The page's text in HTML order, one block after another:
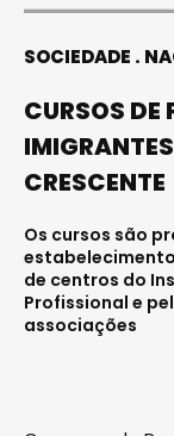
SOCIEDADE
CURSOS DE
CRESCENTE
Os cursos são
de centros do
Profissional e
associações